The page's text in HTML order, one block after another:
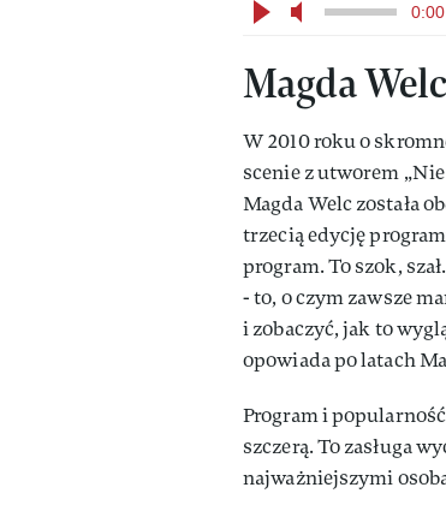
Magda
W 2010 roku o
scenie z utworem
Magda Welc została
trzecią edycję
program. To szok,
- to, o czym zawsze
i zobaczyć, jak to
opowiada po latach
Program i
szczerą. To zasługa
najważniejszymi